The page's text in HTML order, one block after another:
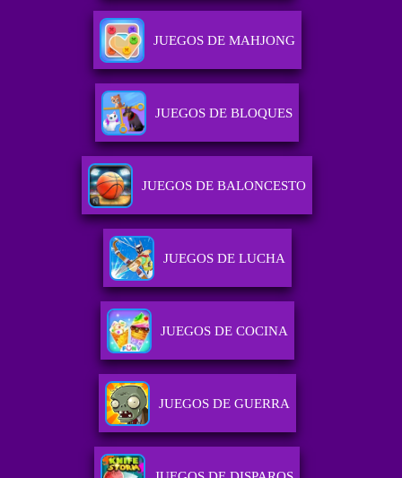
JUEGOS DE MAHJONG
JUEGOS DE BLOQUES
JUEGOS DE BALONCESTO
JUEGOS DE LUCHA
JUEGOS DE COCINA
JUEGOS DE GUERRA